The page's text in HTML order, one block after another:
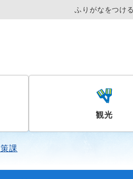
ふりがなをつける
観光
課